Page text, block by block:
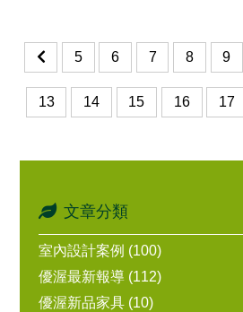
5 6 7 8 9
13 14 15 16 17
文章分類
室內設計案例 (100)
優渥最新報導 (112)
優渥新品家具 (10)